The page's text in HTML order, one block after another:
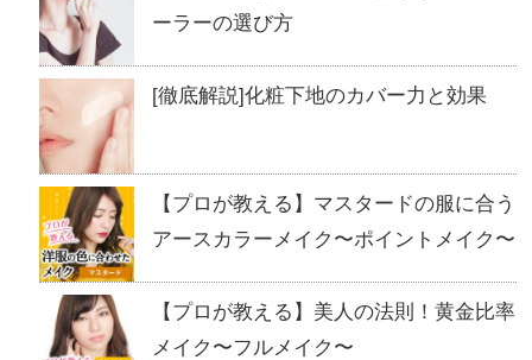
ーラーの選び方
[徹底解説]化粧下地のカバー力と効果
【プロが教える】マスタードの服に合う
アースカラーメイク〜ポイントメイク〜
【プロが教える】美人の法則！黄金比率
メイク〜フルメイク〜